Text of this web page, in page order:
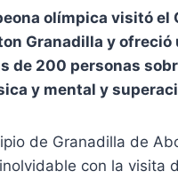
olímpica visitó el
Granadilla y ofreció
de 200 personas
y mental y
de Granadilla de
con la visita